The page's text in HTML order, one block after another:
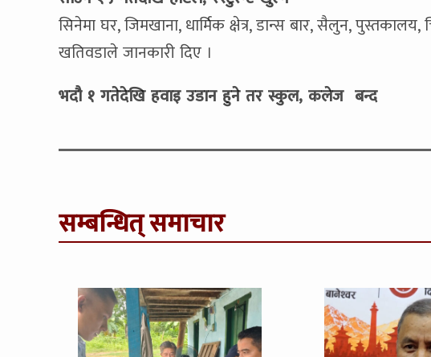
सिनेमा घर, जिमखाना, धार्मिक क्षेत्र, डान्स बार, सैलुन,
खतिवडाले जानकारी दिए ।
भदौ १ गतेदेखि हवाइ उडान हुने तर स्कुल, कलेज बन्द
सम्बन्धित् समाचार